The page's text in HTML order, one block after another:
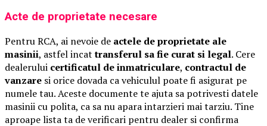
Acte de proprietate necesare
Pentru RCA, ai nevoie de actele de proprietate ale
masinii, astfel incattransferul sa fie curat si legal. Cere
dealerului certificatul de inmatriculare, contractul de
vanzare si orice dovada ca vehiculul poate fi asigurat pe
numele tau. Aceste documente te ajuta sa potrivesti datele
masinii cu polita, ca sa nu apara intarzieri mai tarziu. Tine
aproape lista ta de verificari pentru dealer si confirma